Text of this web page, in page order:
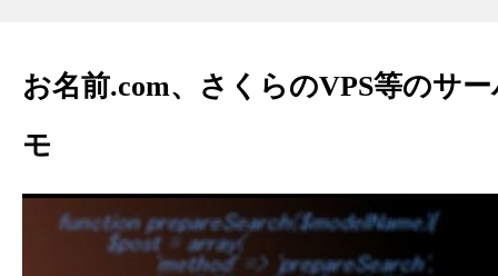
お名前.com、さくらのVPS等のサ
モ